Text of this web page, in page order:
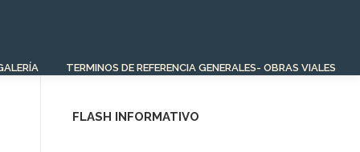
TERMINOS DE REFERENCIA GENERALES- OBRAS VIALES
FLASH INFORMATIVO